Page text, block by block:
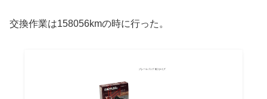
交換作業は158056kmの時に行った。